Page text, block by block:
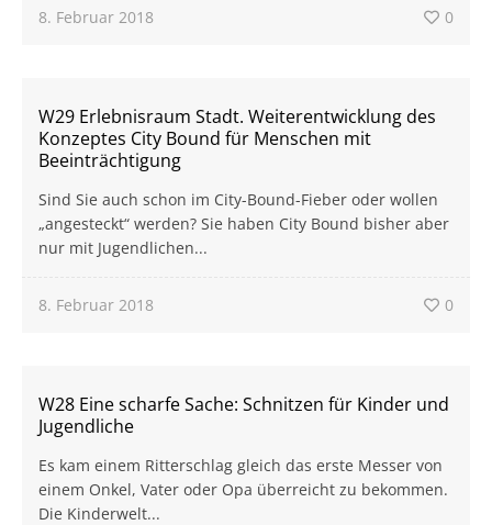
8. Februar 2018 0
W29 Erlebnisraum Stadt. Weiterentwicklung des
Konzeptes City Bound für Menschen mit
Beeinträchtigung
Sind Sie auch schon im City-Bound-Fieber oder wollen
„angesteckt“ werden? Sie haben City Bound bisher aber
nur mit Jugendlichen...
8. Februar 2018 0
W28 Eine scharfe Sache: Schnitzen für Kinder und
Jugendliche
Es kam einem Ritterschlag gleich das erste Messer von
einem Onkel, Vater oder Opa überreicht zu bekommen.
Die Kinderwelt...